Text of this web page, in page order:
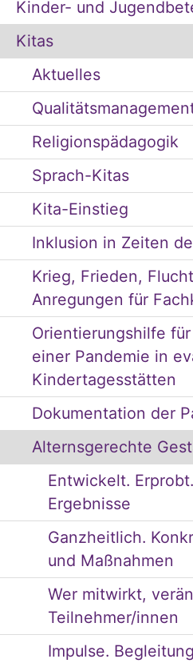
Kinder- und
Kitas
Aktuelles
Religionspädagogik
Sprach-Kitas
Kita-Einstieg
Inklusion in Zeiten
Krieg, Frieden,
Anregungen für
Orientierungshilfe
einer Pandemie in
Kindertagesstätten
Dokumentation der
Alternsgerechte
Entwickelt.
Ergebnisse
Ganzheitlich.
und Maßnahmen
Wer mitwirkt,
Teilnehmer/innen
Impulse.